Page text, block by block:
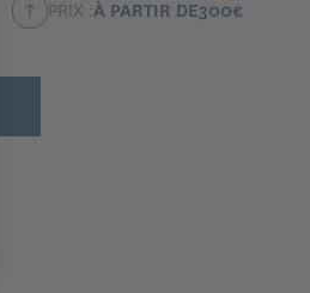
PRIX :À PARTIR DE300€